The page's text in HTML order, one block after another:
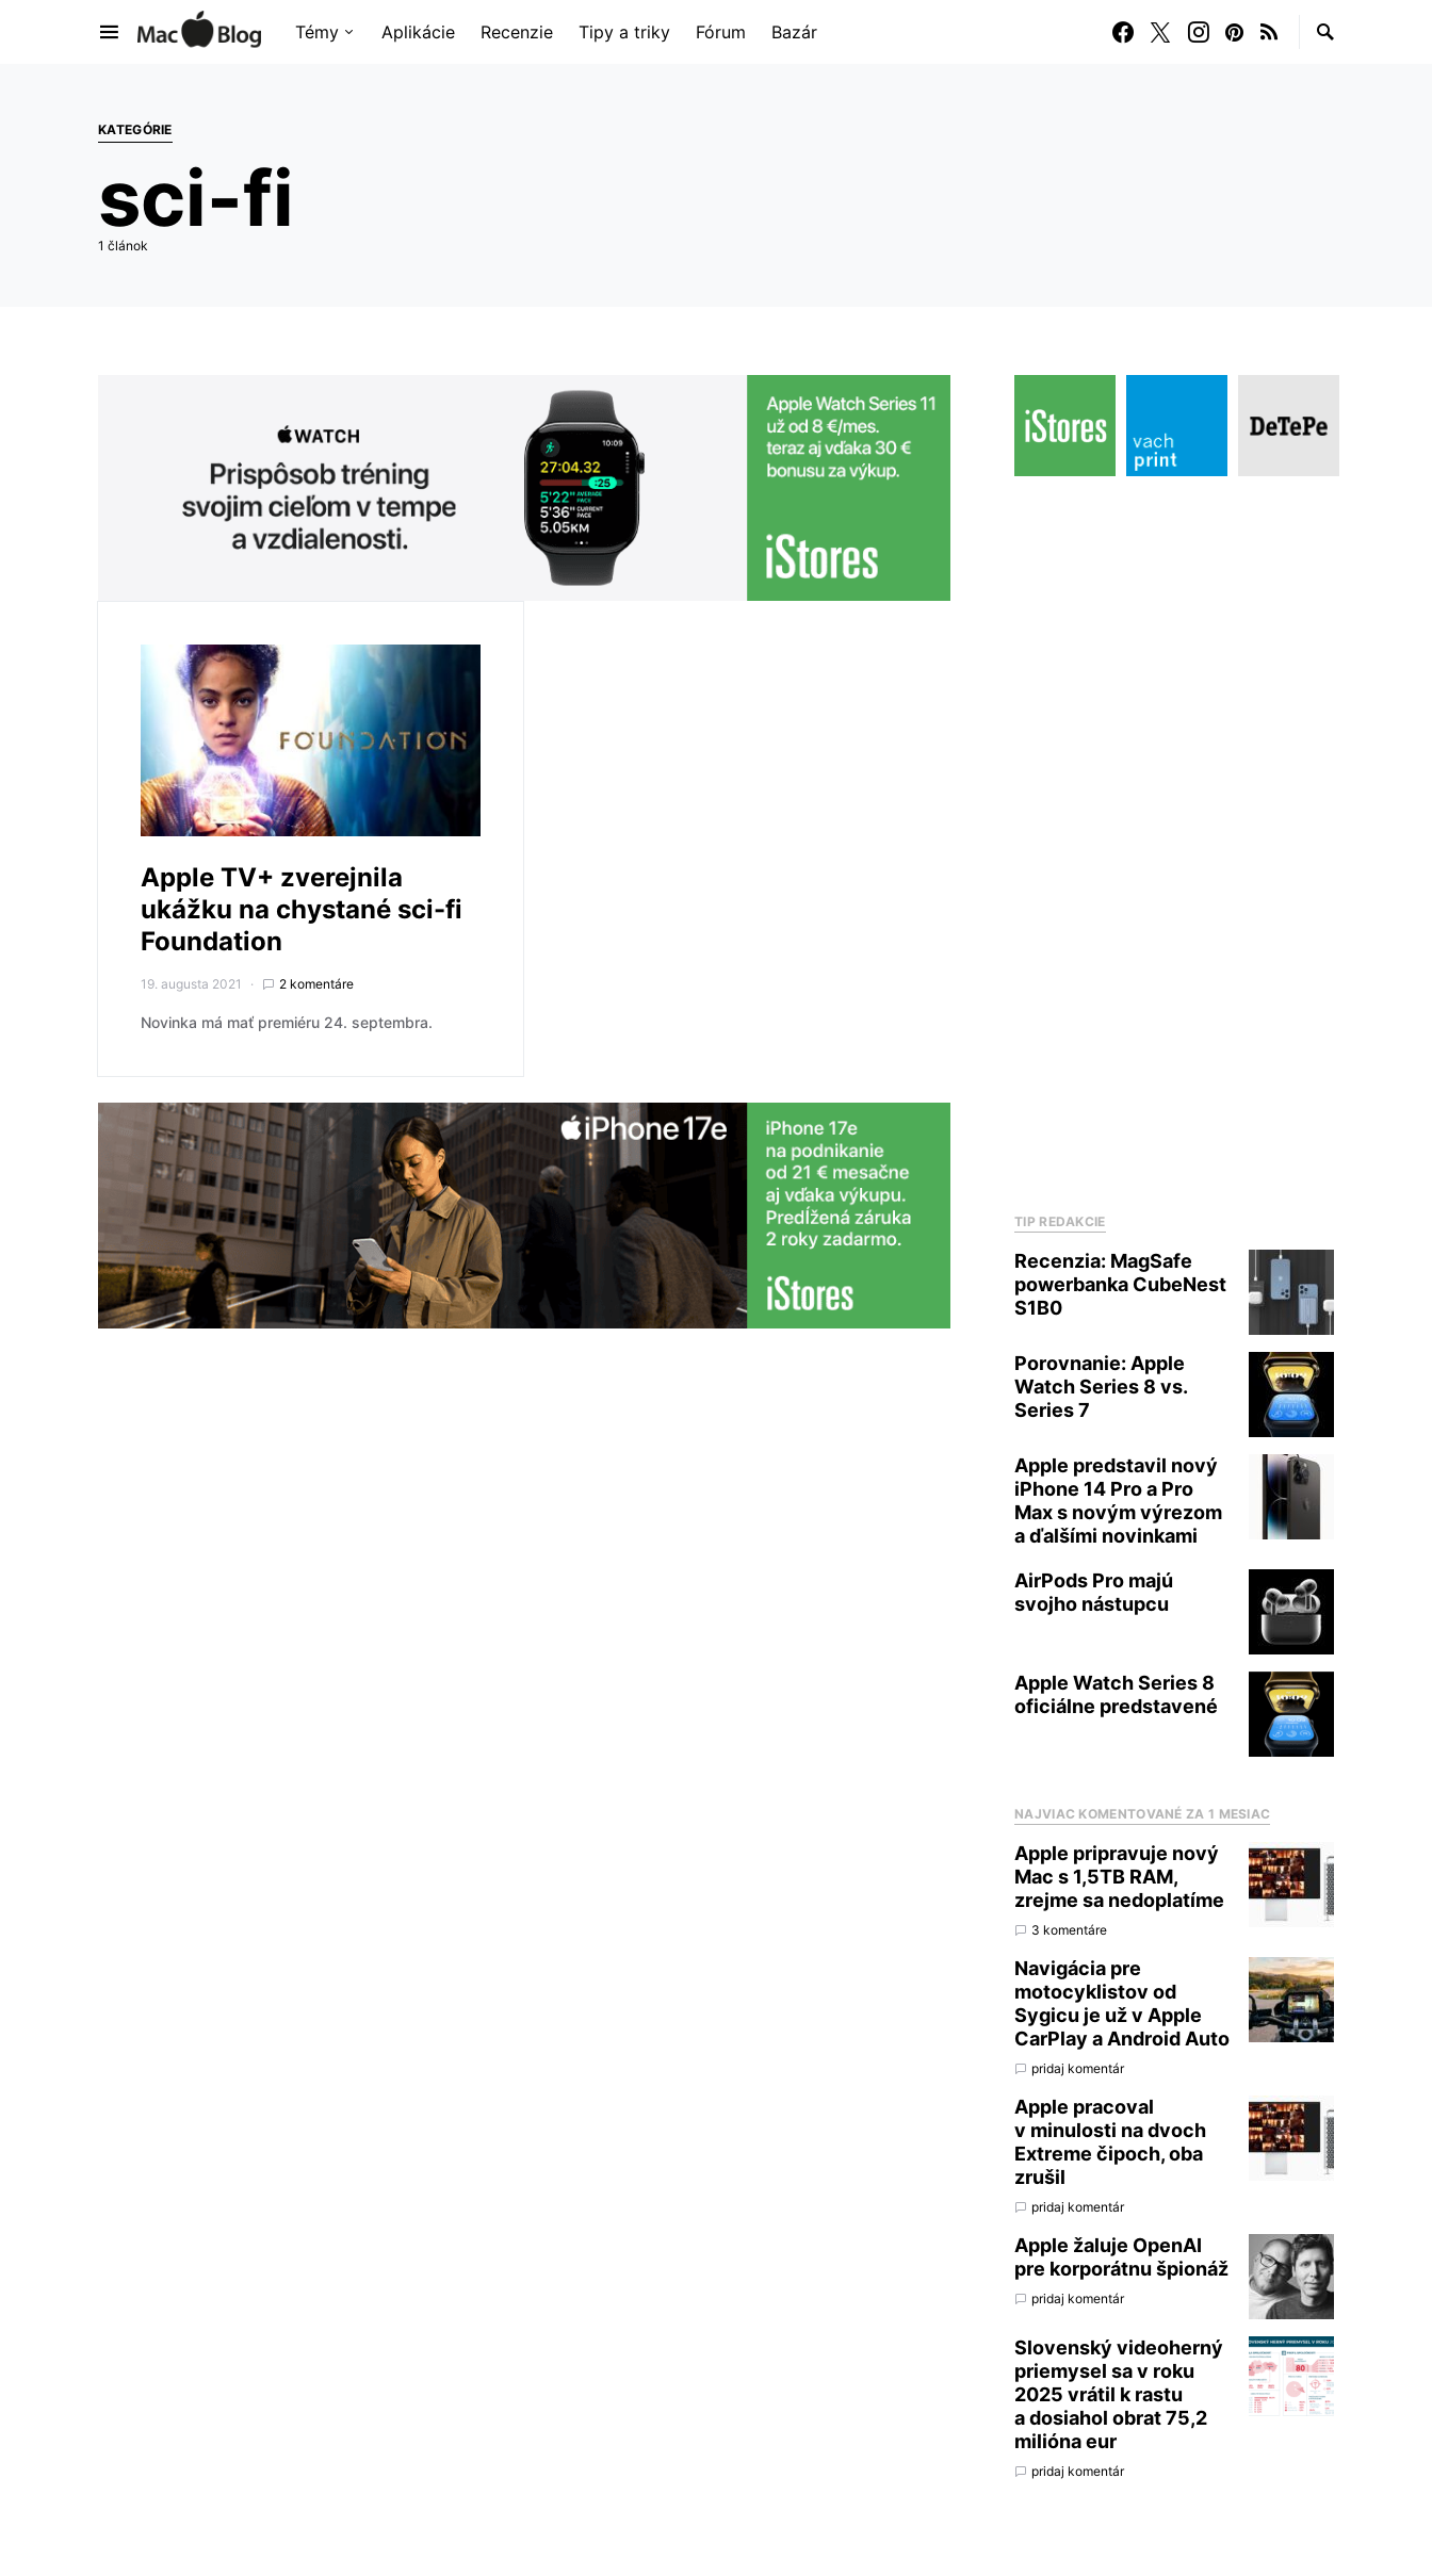
Témy Aplikácie Recenzie Tipy a triky Fórum Bazár
KATEGÓRIE
sci-fi
1 článok
Apple TV+ zverejnila
ukážku na chystané sci-fi
Foundation
19. augusta 2021 2 komentáre
Novinka má mať premiéru 24. septembra.
TIP REDAKCIE
Recenzia: MagSafe
powerbanka CubeNest
S1B0
Porovnanie: Apple
Watch Series 8 vs.
Series 7
Apple predstavil nový
iPhone 14 Pro a Pro
Max s novým výrezom
a ďalšími novinkami
AirPods Pro majú
svojho nástupcu
Apple Watch Series 8
oficiálne predstavené
NAJVIAC KOMENTOVANÉ ZA 1 MESIAC
Apple pripravuje nový
Mac s 1,5TB RAM,
zrejme sa nedoplatíme
3 komentáre
Navigácia pre
motocyklistov od
Sygicu je už v Apple
CarPlay a Android Auto
pridaj komentár
Apple pracoval
v minulosti na dvoch
Extreme čipoch, oba
zrušil
pridaj komentár
Apple žaluje OpenAI
pre korporátnu špionáž
pridaj komentár
Slovenský videoherný
priemysel sa v roku
2025 vrátil k rastu
a dosiahol obrat 75,2
milióna eur
pridaj komentár